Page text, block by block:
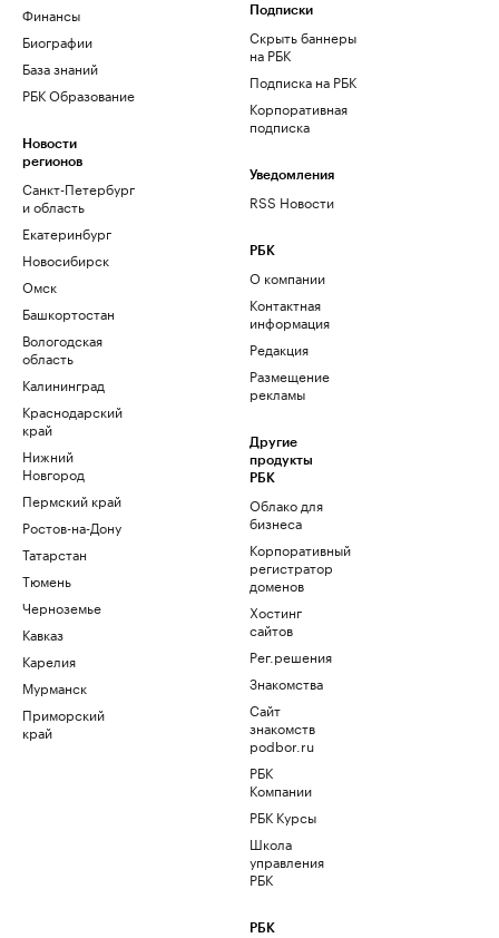
Финансы
Биографии
База знаний
РБК Образование
Новости
регионов
Санкт-Петербург
и область
Екатеринбург
Новосибирск
Омск
Башкортостан
Вологодская
область
Калининград
Краснодарский
край
Нижний
Новгород
Пермский край
Ростов-на-Дону
Татарстан
Тюмень
Черноземье
Кавказ
Карелия
Мурманск
Приморский
край
Подписки
Скрыть баннеры
на РБК
Подписка на РБК
Корпоративная
подписка
Уведомления
RSS Новости
РБК
О компании
Контактная
информация
Редакция
Размещение
рекламы
Другие
продукты
РБК
Облако для
бизнеса
Корпоративный
регистратор
доменов
Хостинг
сайтов
Рег.решения
Знакомства
Сайт
знакомств
podbor.ru
РБК
Компании
РБК Курсы
Школа
управления
РБК
РБК